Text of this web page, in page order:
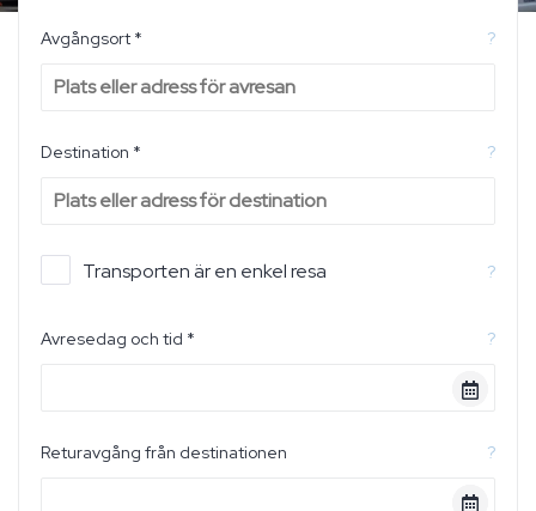
Avgångsort * ?
Destination * ?
Transporten är en enkel resa ?
Avresedag och tid * ?
Returavgång från destinationen ?